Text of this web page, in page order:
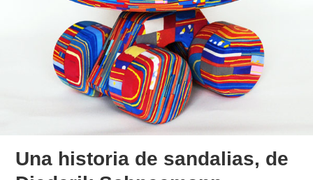
Una historia de sandalias, de